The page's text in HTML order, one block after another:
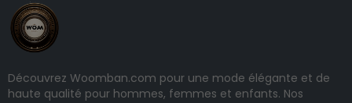
Découvrez Woomban.com pour une mode élégante et de
haute qualité pour hommes, femmes et enfants. Nos